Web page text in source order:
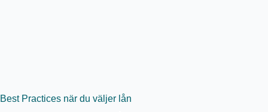
Best Practices när du väljer lån